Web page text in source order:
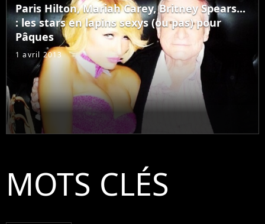
Paris Hilton, Mariah Carey, Britney Spears...
: les stars en lapins sexys (ou pas) pour
Pâques
1 avril 2013
MOTS CLÉS